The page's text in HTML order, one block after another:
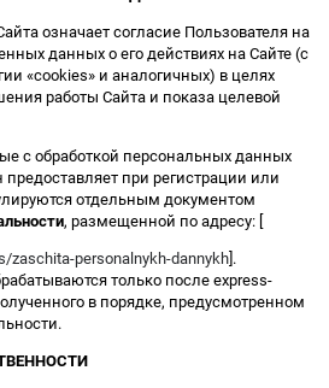
означает согласие Пользователя на
данных о его действиях на Сайте (с
«cookies» и аналогичных) в целях
работы Сайта и показа целевой
с обработкой персональных данных
предоставляет при регистрации или
отдельным документом
, размещенной по адресу: [
zaschita-personalnykh-dannykh ].
только после express-
в порядке, предусмотренном